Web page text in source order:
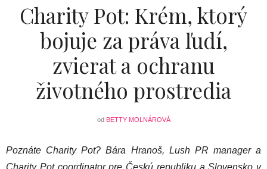
Charity Pot: Krém, ktorý
bojuje za práva ľudí,
zvierat a ochranu
životného prostredia
od BETTY MOLNÁROVÁ
Poznáte Charity Pot? Bára Hranoš, Lush PR manager a
Charity Pot coordinator pre Českú republiku a Slovensko v